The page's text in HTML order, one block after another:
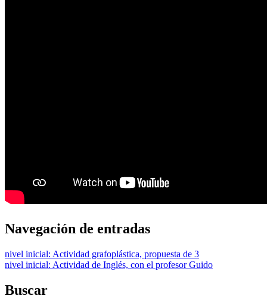
Navegación de entradas
nivel inicial: Actividad grafoplástica, propuesta de 3
nivel inicial: Actividad de Inglés, con el profesor Guido
Buscar